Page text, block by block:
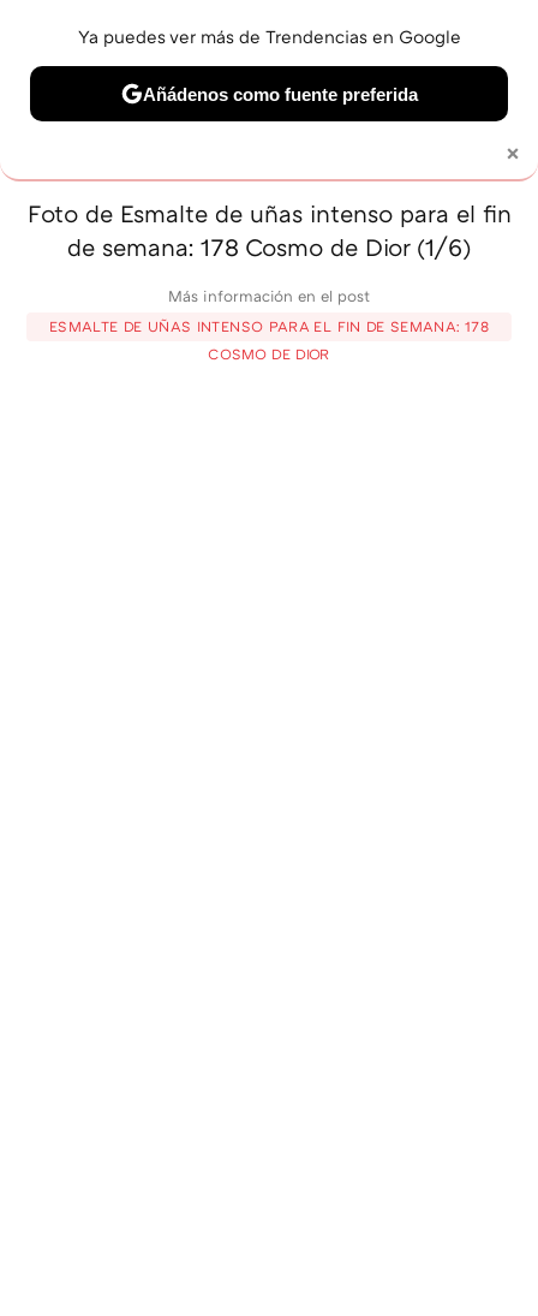
BELLEZA SHOPPING VIAJES GASTRO SNEAKERS
Foto de Esmalte de uñas intenso para el fin
de semana: 178 Cosmo de Dior (1/6)
Más información en el post
ESMALTE DE UÑAS INTENSO PARA EL FIN DE SEMANA: 178
COSMO DE DIOR
×
Ya puedes ver más de Trendencias en Google
Añádenos como fuente preferida